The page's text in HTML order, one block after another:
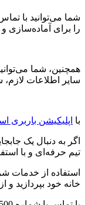
را برای آماده‌سازی
همچنین، شما
سایر اطلاعات
با اپلیکیشن
اگر به دنبال یک
تیم حرفه‌ای و با
استفاده از خدمات
خانه خود بپردازید و